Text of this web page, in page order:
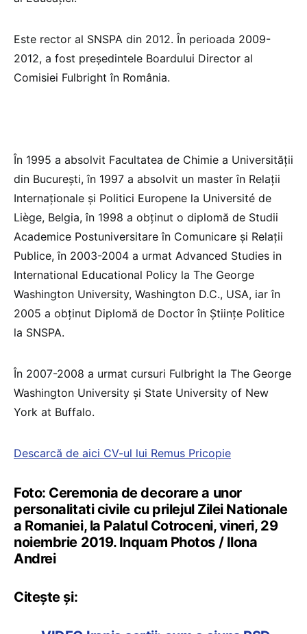
Este rector al SNSPA din 2012. În perioada 2009-
2012, a fost președintele Boardului Director al
Comisiei Fulbright în România.
În 1995 a absolvit Facultatea de Chimie a Universității
din București, în 1997 a absolvit un master în Relații
Internaționale și Politici Europene la Université de
Liège, Belgia, în 1998 a obținut o diplomă de Studii
Academice Postuniversitare în Comunicare și Relații
Publice, în 2003-2004 a urmat Advanced Studies in
International Educational Policy la The George
Washington University, Washington D.C., USA, iar în
2005 a obținut Diplomă de Doctor în Științe Politice
la SNSPA.
În 2007-2008 a urmat cursuri Fulbright la The George
Washington University și State University of New
York at Buffalo.
Descarcă de aici CV-ul lui Remus Pricopie
Foto: Ceremonia de decorare a unor
personalitati civile cu prilejul Zilei Nationale
a Romaniei, la Palatul Cotroceni, vineri, 29
noiembrie 2019. Inquam Photos / Ilona
Andrei
Citește și: